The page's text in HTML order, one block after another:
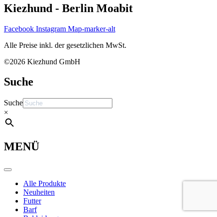
Kiezhund - Berlin Moabit
Facebook Instagram Map-marker-alt
Alle Preise inkl. der gesetzlichen MwSt.
©2026 Kiezhund GmbH
Suche
Suche
×
MENÜ
Alle Produkte
Neuheiten
Futter
Barf